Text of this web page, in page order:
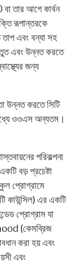
তার আগে কার্বন
রূপান্তরকে
তাপ এবং বন্যা সহ
এবং উন্নত করতে
জন্য
উন্নত করতে সিটি
ওওএস অন্যতম।
পরিকল্পনা
বড় প্রচেষ্টা
প্রোগ্রামে
এর একটি
প্রোগ্রাম যা
(কেমব্রিজ
করা হয় এবং
এবং